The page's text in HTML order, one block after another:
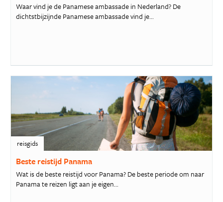
Waar vind je de Panamese ambassade in Nederland? De
dichtstbijzijnde Panamese ambassade vind je...
reisgids
Beste reistijd Panama
Wat is de beste reistijd voor Panama? De beste periode om naar
Panama te reizen ligt aan je eigen...